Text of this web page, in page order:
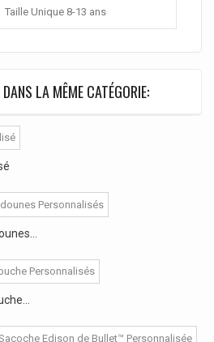
Taille Unique 8-13 ans
LA MÊME CATÉGORIE: